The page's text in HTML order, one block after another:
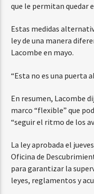
que le permitan quedar
Estas medidas
ley de una manera
Lacombe en mayo.
“Esta no es una puerta
En resumen, Lacombe
marco “flexible” que
“seguir el ritmo de los
La ley aprobada el
Oficina de
para garantizar la
leyes, reglamentos y